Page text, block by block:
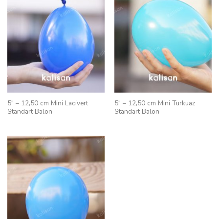
5″ – 12,50 cm Mini Lacivert
Standart Balon
5″ – 12,50 cm Mini Turkuaz
Standart Balon